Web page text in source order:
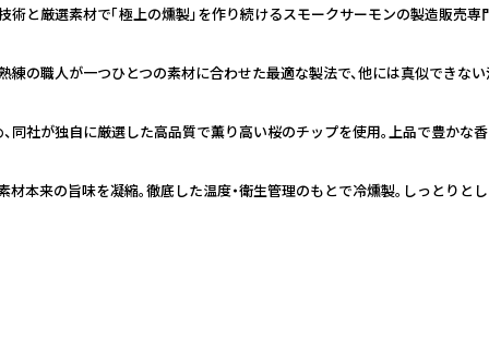
と厳選素材で「極上の燻製」を作り続けるスモークサーモンの製造販売専
練の職人が一つひとつの素材に合わせた最適な製法で、他には真似できな
同社が独自に厳選した高品質で薫り高い桜のチップを使用。上品で豊かな
本来の旨味を凝縮。徹底した温度・衛生管理のもとで冷燻製。しっとりと